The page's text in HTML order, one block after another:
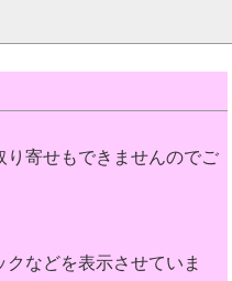
り寄せもできませんのでご
などを表示させていま